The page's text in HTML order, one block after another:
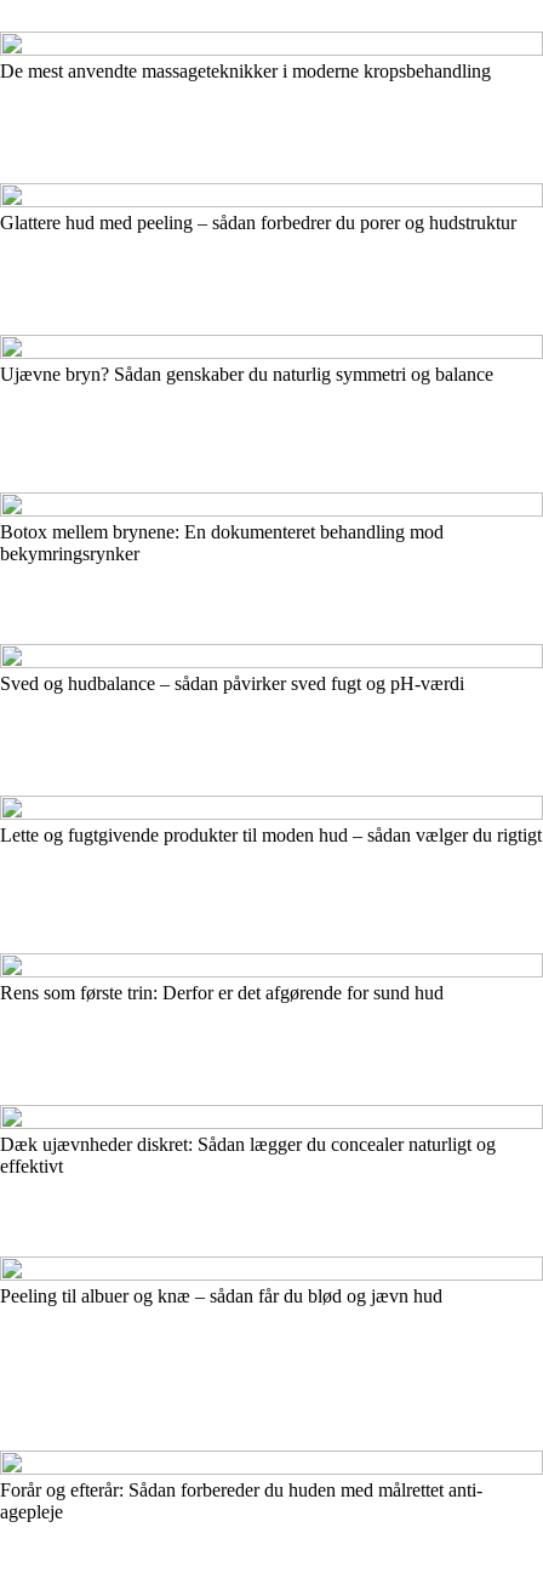
De mest anvendte massageteknikker i moderne kropsbehandling
Glattere hud med peeling – sådan forbedrer du porer og hudstruktur
Ujævne bryn? Sådan genskaber du naturlig symmetri og balance
Botox mellem brynene: En dokumenteret behandling mod
bekymringsrynker
Sved og hudbalance – sådan påvirker sved fugt og pH-værdi
Lette og fugtgivende produkter til moden hud – sådan vælger du rigtigt
Rens som første trin: Derfor er det afgørende for sund hud
Dæk ujævnheder diskret: Sådan lægger du concealer naturligt og
effektivt
Peeling til albuer og knæ – sådan får du blød og jævn hud
Forår og efterår: Sådan forbereder du huden med målrettet anti-
agepleje